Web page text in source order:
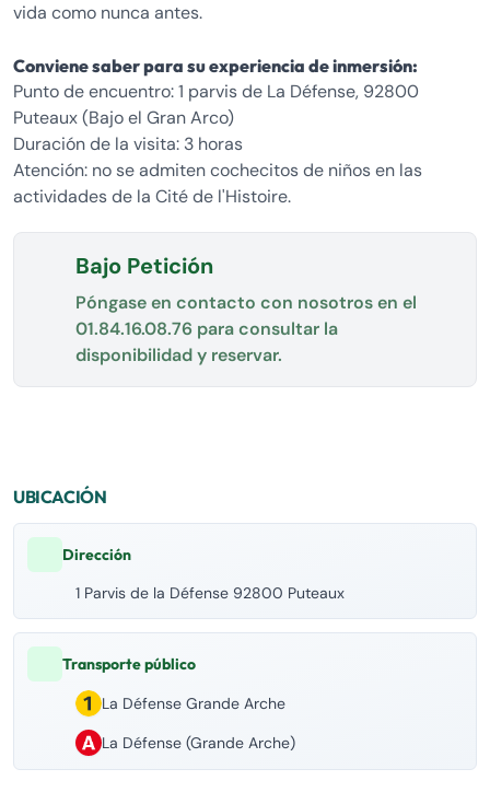
vida como nunca antes.
Conviene saber para su experiencia de inmersión:
Punto de encuentro: 1 parvis de La Défense, 92800
Puteaux (Bajo el Gran Arco)
Duración de la visita: 3 horas
Atención: no se admiten cochecitos de niños en las
actividades de la Cité de l'Histoire.
Bajo Petición
Póngase en contacto con nosotros en el
01.84.16.08.76 para consultar la
disponibilidad y reservar.
UBICACIÓN
Dirección
1 Parvis de la Défense 92800 Puteaux
Transporte público
La Défense Grande Arche
La Défense (Grande Arche)